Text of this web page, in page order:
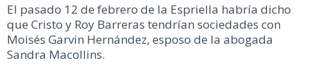
El pasado 12 de febrero de la Espriella habría dicho
que Cristo y Roy Barreras tendrían sociedades con
Moisés Garvin Hernández, esposo de la abogada
Sandra Macollins.